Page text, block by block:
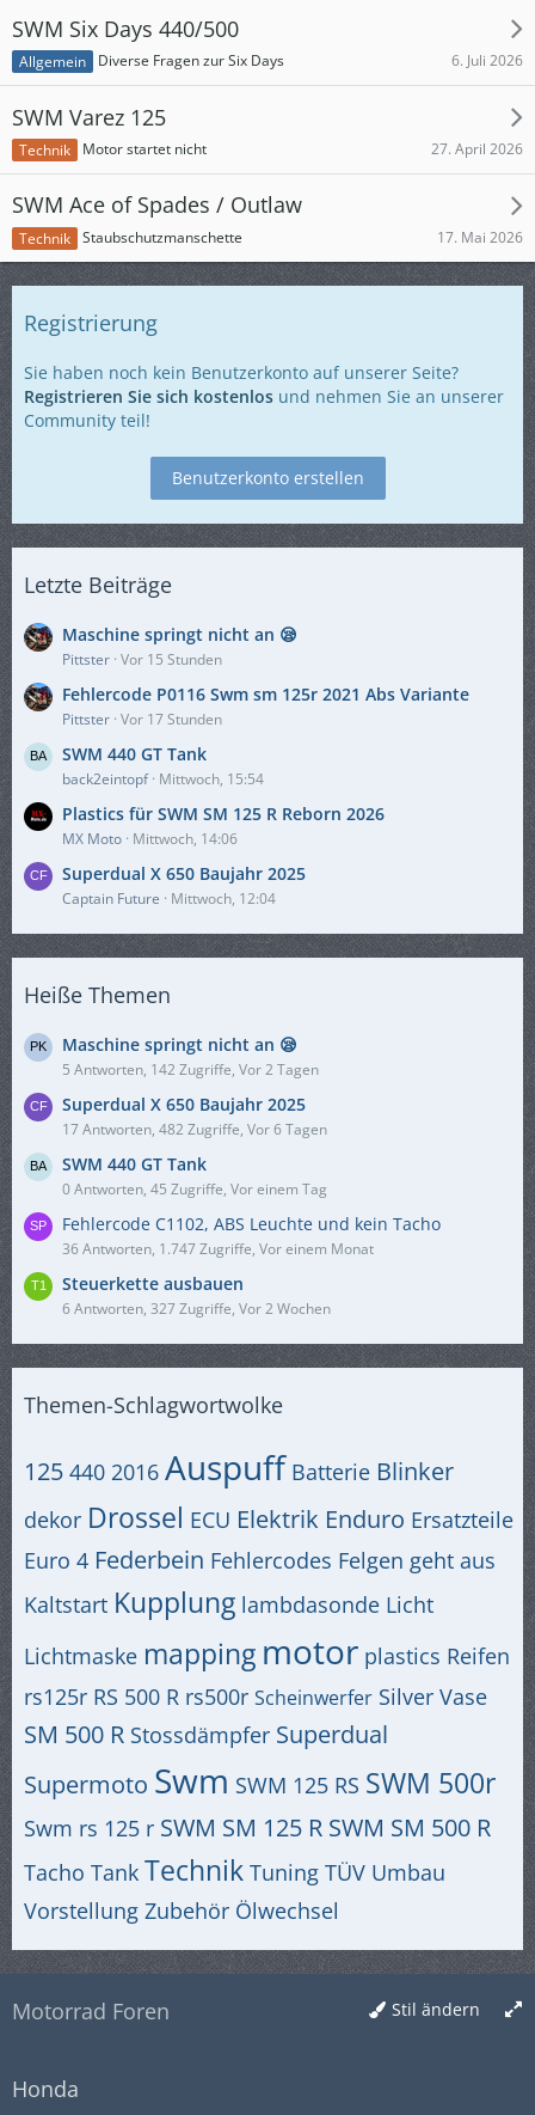
SWM Six Days 440/500
Allgemein Diverse Fragen zur Six Days 6. Juli 2026
SWM Varez 125
Technik Motor startet nicht 27. April 2026
SWM Ace of Spades / Outlaw
Technik Staubschutzmanschette 17. Mai 2026
Registrierung
Sie haben noch kein Benutzerkonto auf unserer Seite?
Registrieren Sie sich kostenlos und nehmen Sie an unserer
Community teil!
Benutzerkonto erstellen
Letzte Beiträge
Maschine springt nicht an 😪
Pittster Vor 15 Stunden
Fehlercode P0116 Swm sm 125r 2021 Abs Variante
Pittster Vor 17 Stunden
SWM 440 GT Tank
back2eintopf Mittwoch, 15:54
Plastics für SWM SM 125 R Reborn 2026
MX Moto Mittwoch, 14:06
Superdual X 650 Baujahr 2025
Captain Future Mittwoch, 12:04
Heiße Themen
Maschine springt nicht an 😪
5 Antworten, 142 Zugriffe, Vor 2 Tagen
Superdual X 650 Baujahr 2025
17 Antworten, 482 Zugriffe, Vor 6 Tagen
SWM 440 GT Tank
0 Antworten, 45 Zugriffe, Vor einem Tag
Fehlercode C1102, ABS Leuchte und kein Tacho
36 Antworten, 1.747 Zugriffe, Vor einem Monat
Steuerkette ausbauen
6 Antworten, 327 Zugriffe, Vor 2 Wochen
Themen-Schlagwortwolke
125 440 2016 Auspuff Batterie Blinker
dekor Drossel ECU Elektrik Enduro Ersatzteile
Euro 4 Federbein Fehlercodes Felgen geht aus
Kaltstart Kupplung lambdasonde Licht
Lichtmaske mapping motor plastics Reifen
rs125r RS 500 R rs500r Scheinwerfer Silver Vase
SM 500 R Stossdämpfer Superdual
Supermoto Swm SWM 125 RS SWM 500r
Swm rs 125 r SWM SM 125 R SWM SM 500 R
Tacho Tank Technik Tuning TÜV Umbau
Vorstellung Zubehör Ölwechsel
Stil ändern
Motorrad Foren
Honda